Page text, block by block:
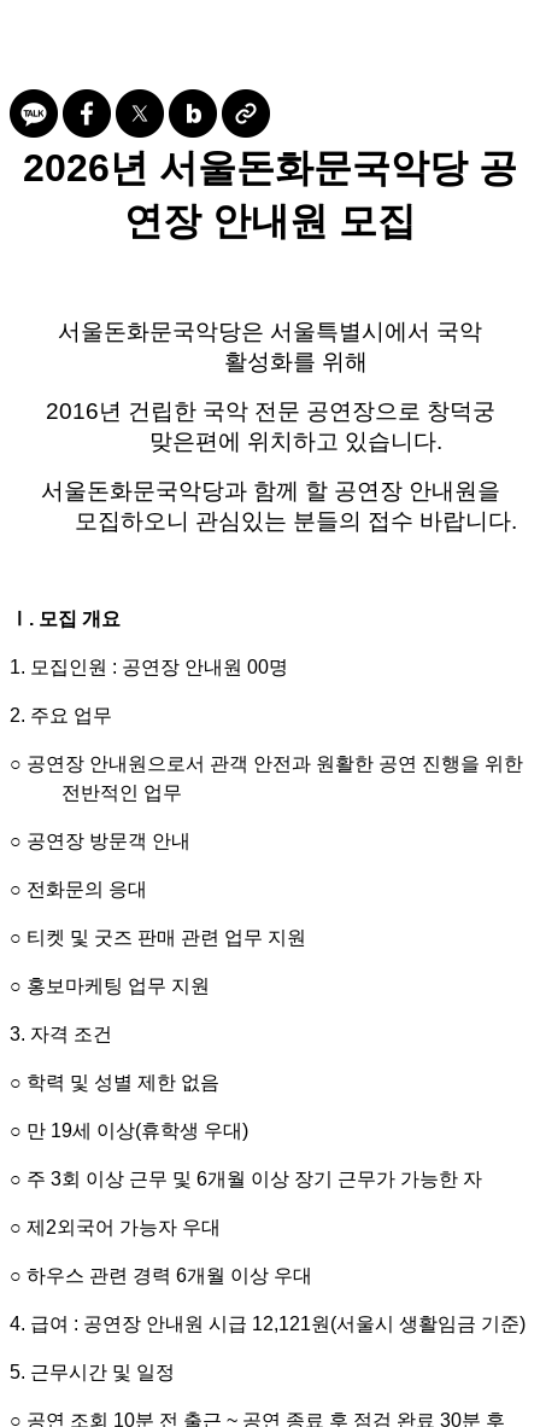
2026년 서울돈화문국악당 공
연장 안내원 모집
서울돈화문국악당은 서울특별시에서 국악
활성화를 위해
2016년 건립한 국악 전문 공연장으로 창덕궁
맞은편에 위치하고 있습니다.
서울돈화문국악당과 함께 할 공연장 안내원을
모집하오니 관심있는 분들의 접수 바랍니다.
. 모집 개요
1. 모집인원 : 공연장 안내원 00명
2. 주요 업무
○ 공연장 안내원으로서 관객 안전과 원활한 공연 진행을 위한
전반적인 업무
○ 공연장 방문객 안내
○ 전화문의 응대
○ 티켓 및 굿즈 판매 관련 업무 지원
○ 홍보마케팅 업무 지원
3. 자격 조건
○ 학력 및 성별 제한 없음
○ 만 19세 이상(휴학생 우대)
○ 주 3회 이상 근무 및 6개월 이상 장기 근무가 가능한 자
○ 제 2외국어 가능자 우대
○ 하우스 관련 경력 6개월 이상 우대
4. 급여 : 공연장 안내원 시급 12,121원 (서울시 생활임금 기준)
5. 근무시간 및 일정
○​ 공연 조회 10분 전 출근 ~ 공연 종료 후 점검 완료 30분 후